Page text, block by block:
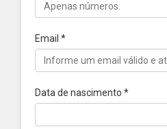
Email *
Data de nascimento *